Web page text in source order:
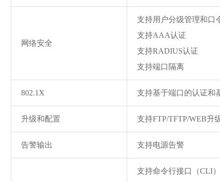
网络安全
支持用户分级管理和口
支持AAA认证
支持RADIUS认证
支持端口隔离
802.1X 支持基于端口的认证和
升级和配置 支持FTP/TFTP/WEB升
告警输出 支持电源告警
支持命令行接口（CLI